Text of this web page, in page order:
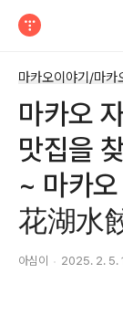
마카오이야기/마카
마카오
맛집을
~ 마카
花湖水
아심이 2025. 2. 5.